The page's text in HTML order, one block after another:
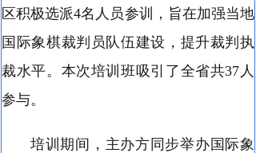
区积极选派4名人员参训，旨在加强当地
国际象棋裁判员队伍建设，提升裁判执
裁水平。本次培训班吸引了全省共37人
参与。
培训期间，主办方同步举办国际象